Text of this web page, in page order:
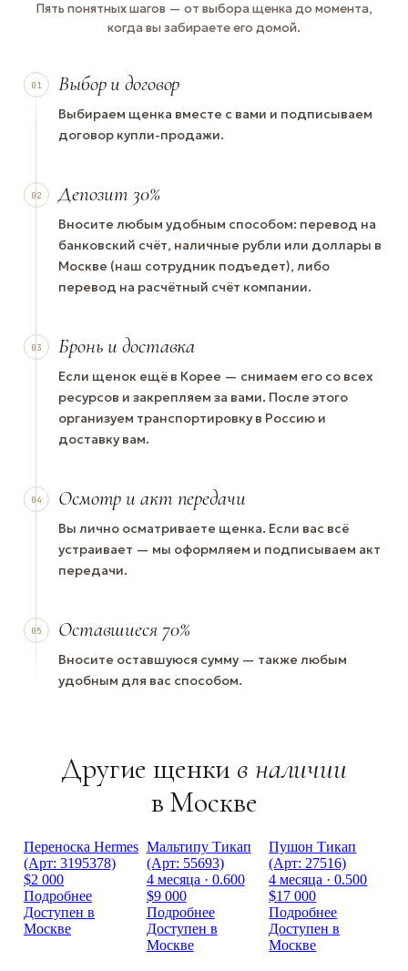
Пять понятных шагов — от выбора щенка до момента,
когда вы забираете его домой.
01 Выбор и договор
Выбираем щенка вместе с вами и подписываем
договор купли-продажи.
02 Депозит 30%
Вносите любым удобным способом: перевод на
банковский счёт, наличные рубли или доллары в
Москве (наш сотрудник подъедет), либо
перевод на расчётный счёт компании.
03 Бронь и доставка
Если щенок ещё в Корее — снимаем его со всех
ресурсов и закрепляем за вами. После этого
организуем транспортировку в Россию и
доставку вам.
04 Осмотр и акт передачи
Вы лично осматриваете щенка. Если вас всё
устраивает — мы оформляем и подписываем акт
передачи.
05 Оставшиеся 70%
Вносите оставшуюся сумму — также любым
удобным для вас способом.
Другие щенки в наличии
в Москве
Переноска Hermes
(Арт: 3195378)
$2 000
Подробнее
Доступен в
Москве
Мальтипу Тикап
(Арт: 55693)
4 месяца · 0.600
$9 000
Подробнее
Доступен в
Москве
Пушон Тикап
(Арт: 27516)
4 месяца · 0.500
$17 000
Подробнее
Доступен в
Москве